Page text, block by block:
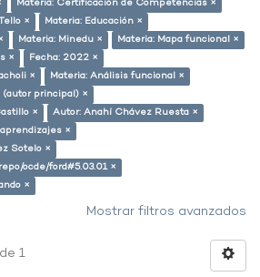
Materia: Certificación de Competencias ×
×
Materia: Educación ×
Materia: Minedu ×
Materia: Mapa funcional ×
×
Fecha: 2022 ×
×
Materia: Análisis funcional ×
principal) ×
×
Autor: Anahí Chávez Ruesta ×
×
Sotelo ×
ocde/ford#5.03.01 ×
×
Mostrar filtros avanzados
1